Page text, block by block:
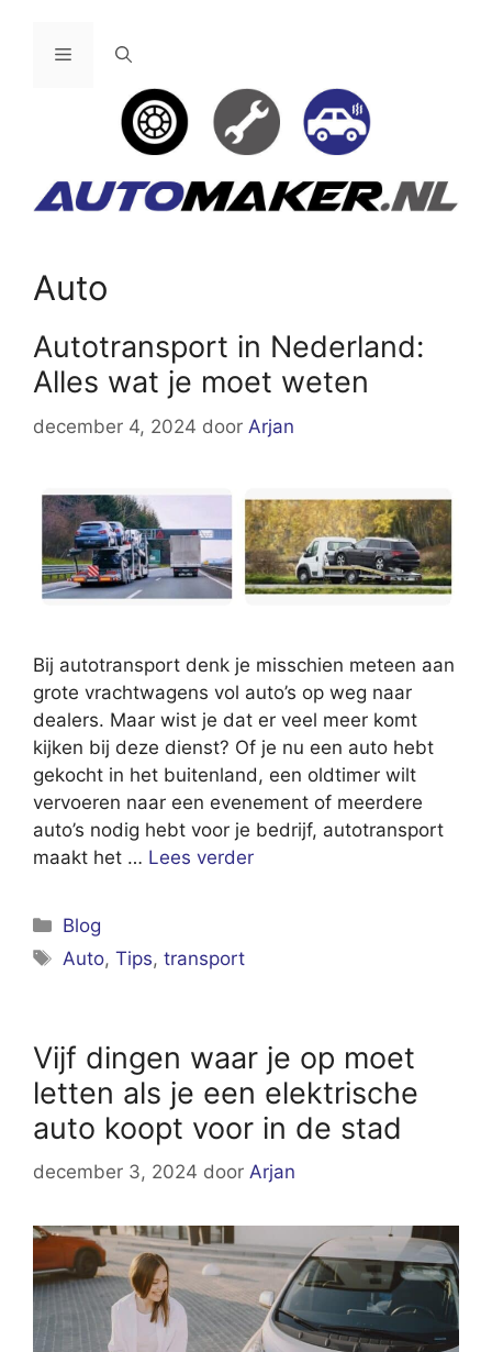
Menu
Auto
Autotransport in Nederland:
Alles wat je moet weten
december 4, 2024 door Arjan
Bij autotransport denk je misschien meteen aan
grote vrachtwagens vol auto’s op weg naar
dealers. Maar wist je dat er veel meer komt
kijken bij deze dienst? Of je nu een auto hebt
gekocht in het buitenland, een oldtimer wilt
vervoeren naar een evenement of meerdere
auto’s nodig hebt voor je bedrijf, autotransport
maakt het … Lees verder
Categorieën
Blog
Tags
Auto,Tips,transport
Vijf dingen waar je op moet
letten als je een elektrische
auto koopt voor in de stad
december 3, 2024 door Arjan